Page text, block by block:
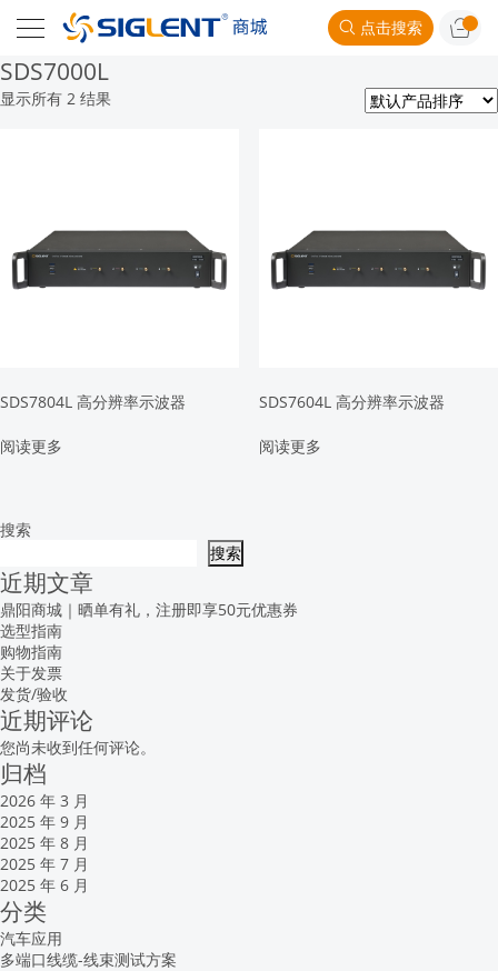
点击搜索
SDS7000L
显示所有 2 结果
SDS7804L 高分辨率示波器
阅读更多
SDS7604L 高分辨率示波器
阅读更多
搜索
搜索
近期文章
鼎阳商城｜晒单有礼，注册即享50元优惠券
选型指南
购物指南
关于发票
发货/验收
近期评论
您尚未收到任何评论。
归档
2026 年 3 月
2025 年 9 月
2025 年 8 月
2025 年 7 月
2025 年 6 月
分类
汽车应用
多端口线缆-线束测试方案